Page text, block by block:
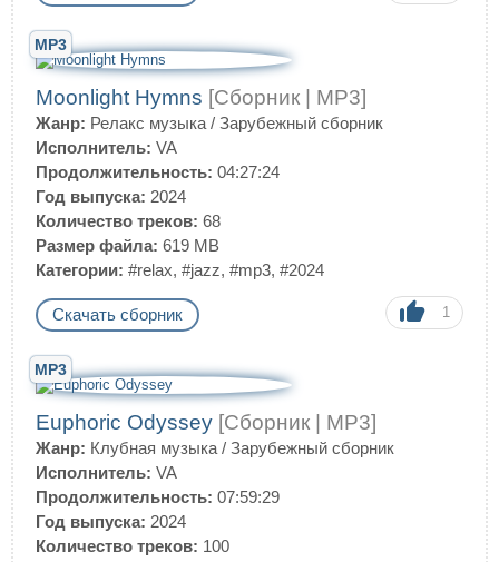
MP3
Moonlight Hymns [Сборник | MP3]
Жанр: Релакс музыка / Зарубежный сборник
Исполнитель: VA
Продолжительность: 04:27:24
Год выпуска: 2024
Количество треков: 68
Размер файла: 619 MB
Категории: #relax, #jazz, #mp3, #2024
Скачать сборник 1
MP3
Euphoric Odyssey [Сборник | MP3]
Жанр: Клубная музыка / Зарубежный сборник
Исполнитель: VA
Продолжительность: 07:59:29
Год выпуска: 2024
Количество треков: 100